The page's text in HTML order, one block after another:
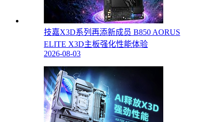
技嘉X3D系列再添新成员 B850 AORUS
ELITE X3D主板强化性能体验
2026-08-03